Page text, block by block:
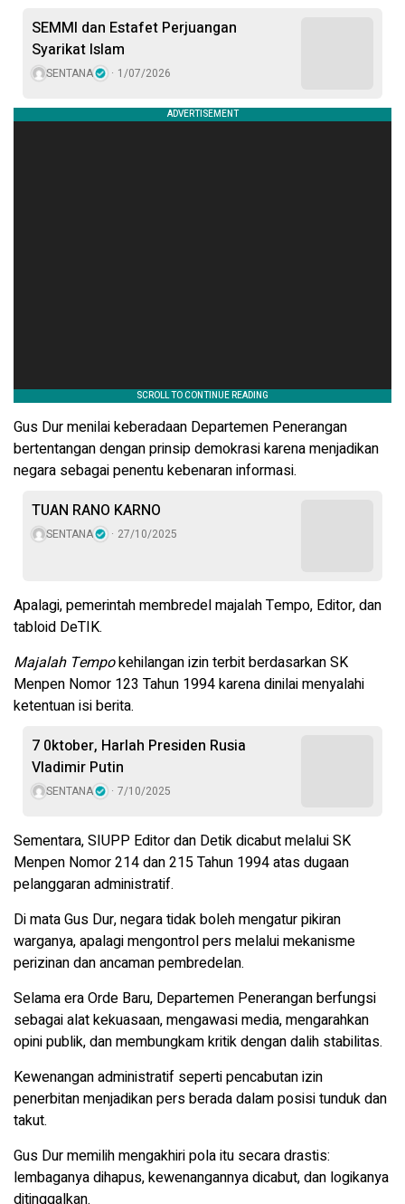
SEMMI dan Estafet Perjuangan
Syarikat Islam
SENTANA 1/07/2026
Gus Dur menilai keberadaan Departemen Penerangan
bertentangan dengan prinsip demokrasi karena menjadikan
negara sebagai penentu kebenaran informasi.
TUAN RANO KARNO
SENTANA 27/10/2025
Apalagi, pemerintah membredel majalah Tempo, Editor, dan
tabloid DeTIK.
Majalah Tempokehilangan izin terbit berdasarkan SK
Menpen Nomor 123 Tahun 1994 karena dinilai menyalahi
ketentuan isi berita.
7 0ktober, Harlah Presiden Rusia
Vladimir Putin
SENTANA 7/10/2025
Sementara, SIUPP Editor dan Detik dicabut melalui SK
Menpen Nomor 214 dan 215 Tahun 1994 atas dugaan
pelanggaran administratif.
Di mata Gus Dur, negara tidak boleh mengatur pikiran
warganya, apalagi mengontrol pers melalui mekanisme
perizinan dan ancaman pembredelan.
Selama era Orde Baru, Departemen Penerangan berfungsi
sebagai alat kekuasaan, mengawasi media, mengarahkan
opini publik, dan membungkam kritik dengan dalih stabilitas.
Kewenangan administratif seperti pencabutan izin
penerbitan menjadikan pers berada dalam posisi tunduk dan
takut.
Gus Dur memilih mengakhiri pola itu secara drastis:
lembaganya dihapus, kewenangannya dicabut, dan logikanya
ditinggalkan.